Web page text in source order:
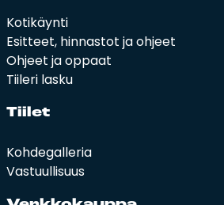
Kotikäynti
Esitteet, hinnastot ja ohjeet
Ohjeet ja oppaat
Tiileri lasku
Tii­let
Kohdegalleria
Vastuullisuus